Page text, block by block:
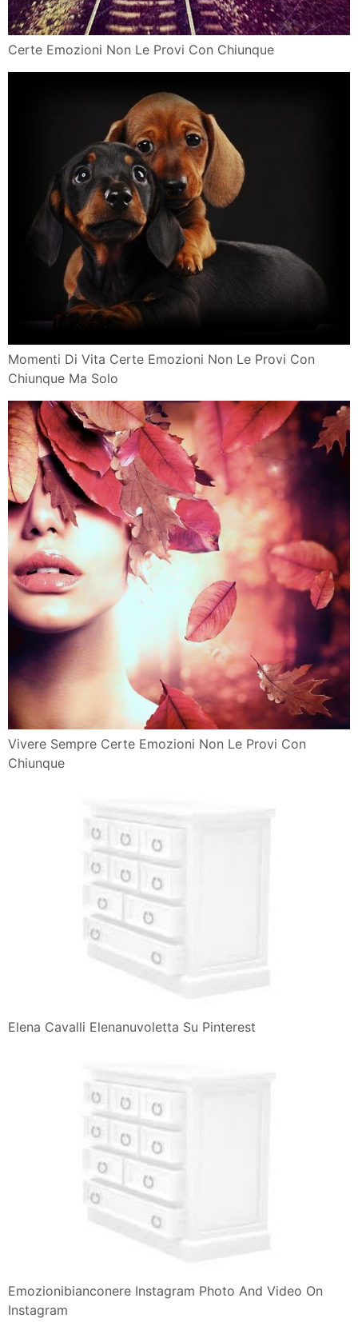
Certe Emozioni Non Le Provi Con Chiunque
Momenti Di Vita Certe Emozioni Non Le Provi Con
Chiunque Ma Solo
Vivere Sempre Certe Emozioni Non Le Provi Con
Chiunque
Elena Cavalli Elenanuvoletta Su Pinterest
Emozionibianconere Instagram Photo And Video On
Instagram